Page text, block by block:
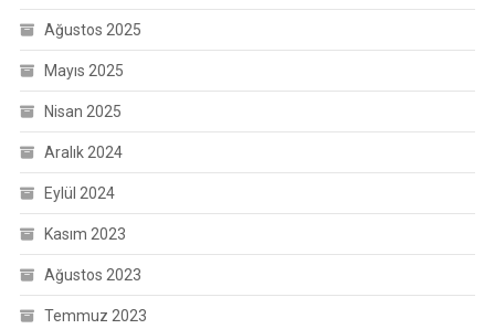
Ağustos 2025
Mayıs 2025
Nisan 2025
Aralık 2024
Eylül 2024
Kasım 2023
Ağustos 2023
Temmuz 2023